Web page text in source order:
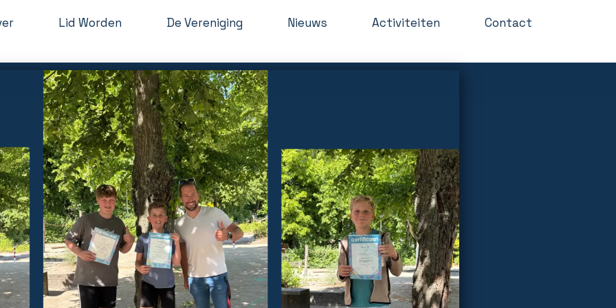
Lid Worden De Vereniging Nieuws Activiteiten Contact